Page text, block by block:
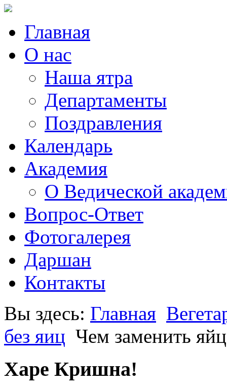
Главная
О нас
Наша ятра
Департаменты
Поздравления
Календарь
Академия
О Ведической
Вопрос-Ответ
Фотогалерея
Даршан
Контакты
Вы здесь: Главная
без яиц Чем заменить
Харе Кришна!